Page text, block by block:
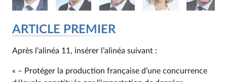
ARTICLE PREMIER
Après l’alinéa 11, insérer l’alinéa suivant :
« – Protéger la production française d’une concurrence